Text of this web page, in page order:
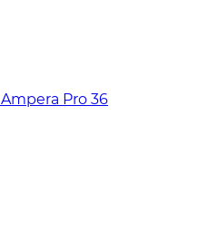
Pro 36